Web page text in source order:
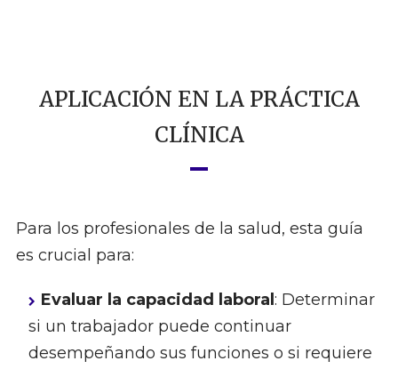
APLICACIÓN EN LA PRÁCTICA
CLÍNICA
Para los profesionales de la salud, esta guía
es crucial para:
Evaluar la capacidad laboral : Determinar
si un trabajador puede continuar
desempeñando sus funciones o si requiere